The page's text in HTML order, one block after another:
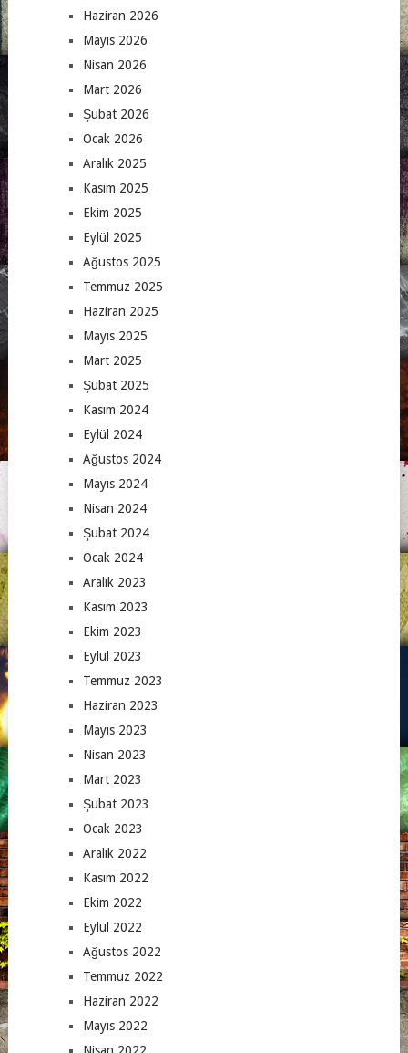
Haziran 2026
Mayıs 2026
Nisan 2026
Mart 2026
Şubat 2026
Ocak 2026
Aralık 2025
Kasım 2025
Ekim 2025
Eylül 2025
Ağustos 2025
Temmuz 2025
Haziran 2025
Mayıs 2025
Mart 2025
Şubat 2025
Kasım 2024
Eylül 2024
Ağustos 2024
Mayıs 2024
Nisan 2024
Şubat 2024
Ocak 2024
Aralık 2023
Kasım 2023
Ekim 2023
Eylül 2023
Temmuz 2023
Haziran 2023
Mayıs 2023
Nisan 2023
Mart 2023
Şubat 2023
Ocak 2023
Aralık 2022
Kasım 2022
Ekim 2022
Eylül 2022
Ağustos 2022
Temmuz 2022
Haziran 2022
Mayıs 2022